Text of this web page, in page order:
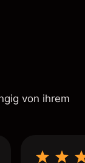
von ihrem